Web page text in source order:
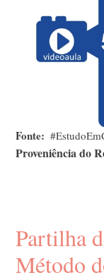
Fonte
Proveniência do
Partilha
Método